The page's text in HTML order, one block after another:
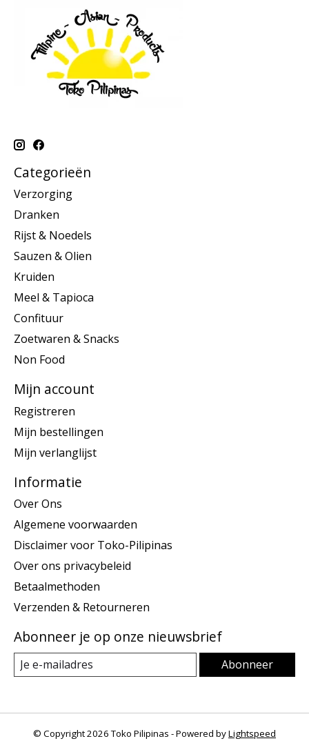
Categorieën
Verzorging
Dranken
Rijst & Noedels
Sauzen & Olien
Kruiden
Meel & Tapioca
Confituur
Zoetwaren & Snacks
Non Food
Mijn account
Registreren
Mijn bestellingen
Mijn verlanglijst
Informatie
Over Ons
Algemene voorwaarden
Disclaimer voor Toko-Pilipinas
Over ons privacybeleid
Betaalmethoden
Verzenden & Retourneren
Abonneer je op onze nieuwsbrief
Abonneer
© Copyright 2026 Toko Pilipinas - Powered byLightspeed